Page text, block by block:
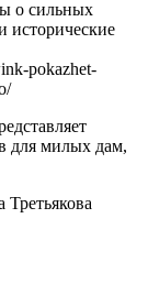
о сильных
исторические
pokazhet-
для милых дам,
Третьякова